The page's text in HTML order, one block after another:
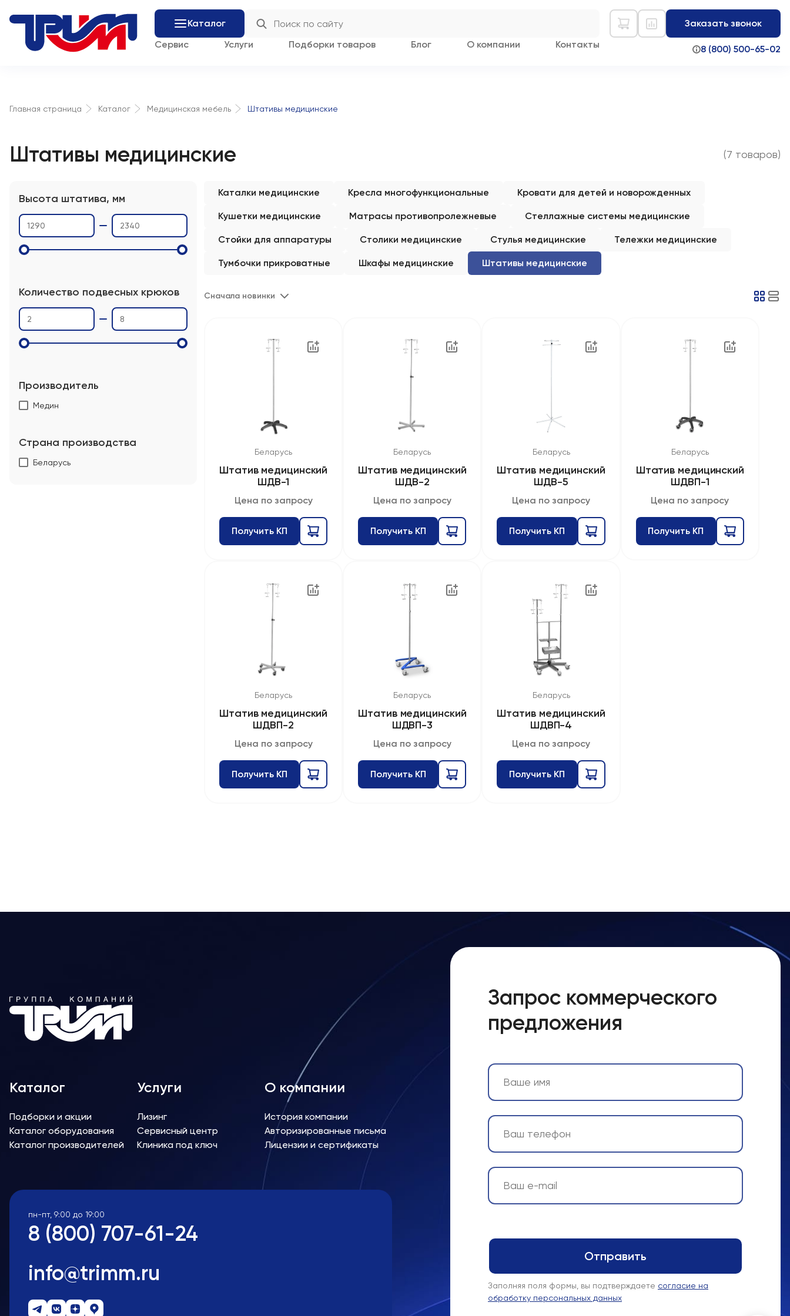
Каталог
Сервис
Услуги Подборки товаров Блог О компании Контакты
Заказать звонок
8 (800) 500-65-02
Главная страница Каталог Медицинская мебель Штативы медицинские
Штативы медицинские (7 товаров)
Высота штатива, мм
Количество подвесных крюков
Производитель
Медин
Страна производства
Беларусь
Каталки медицинские Кресла многофункциональные Кровати для детей и новорожденных
Кушетки медицинские Матрасы противопролежневые Стеллажные системы медицинские
Стойки для аппаратуры Столики медицинские Стулья медицинские Тележки медицинские
Тумбочки прикроватные Шкафы медицинские Штативы медицинские
Сначала новинки
Штатив медицинский
ШДВ-1
Беларусь
Цена по запросу
Получить КП
Штатив медицинский
ШДВ-2
Беларусь
Цена по запросу
Получить КП
Штатив медицинский
ШДВ-5
Беларусь
Цена по запросу
Получить КП
Штатив медицинский
ШДВП-1
Беларусь
Цена по запросу
Получить КП
Штатив медицинский
ШДВП-2
Беларусь
Цена по запросу
Получить КП
Штатив медицинский
ШДВП-3
Беларусь
Цена по запросу
Получить КП
Штатив медицинский
ШДВП-4
Беларусь
Цена по запросу
Получить КП
Каталог
Подборки и акции
Каталог оборудования
Каталог производителей
Услуги
Лизинг
Сервисный центр
Клиника под ключ
О компании
История компании
Авторизированные письма
Лицензии и сертификаты
пн-пт, 9:00 до 19:00
8 (800) 707-61-24
info@trimm.ru
Запрос коммерческого
предложения
Заполняя поля формы, вы подтверждаете согласие на
обработку персональных данных